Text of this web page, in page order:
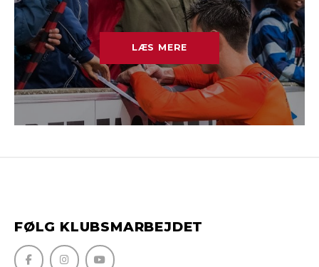
LÆS MERE
FØLG KLUBSMARBEJDET